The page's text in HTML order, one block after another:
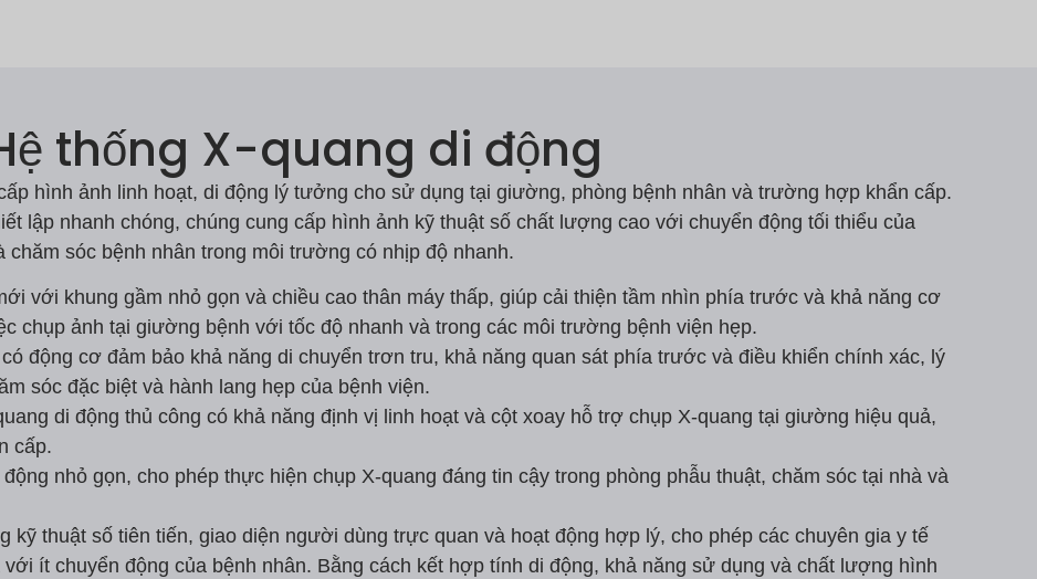
thống X-quang di động
hình ảnh linh hoạt, di động lý tưởng cho sử dụng tại giường, phòng bệnh nhân và trường hợp khẩn cấp.
lập nhanh chóng, chúng cung cấp hình ảnh kỹ thuật số chất lượng cao với chuyển động tối thiểu của
chăm sóc bệnh nhân trong môi trường có nhịp độ nhanh.
với khung gầm nhỏ gọn và chiều cao thân máy thấp, giúp cải thiện tầm nhìn phía trước và khả năng cơ
chụp ảnh tại giường bệnh với tốc độ nhanh và trong các môi trường bệnh viện hẹp.
động cơ đảm bảo khả năng di chuyển trơn tru, khả năng quan sát phía trước và điều khiển chính xác, lý
sóc đặc biệt và hành lang hẹp của bệnh viện.
di động thủ công có khả năng định vị linh hoạt và cột xoay hỗ trợ chụp X-quang tại giường hiệu quả,
cấp.
nhỏ gọn, cho phép thực hiện chụp X-quang đáng tin cậy trong phòng phẫu thuật, chăm sóc tại nhà và
kỹ thuật số tiên tiến, giao diện người dùng trực quan và hoạt động hợp lý, cho phép các chuyên gia y tế
ít chuyển động của bệnh nhân. Bằng cách kết hợp tính di động, khả năng sử dụng và chất lượng hình